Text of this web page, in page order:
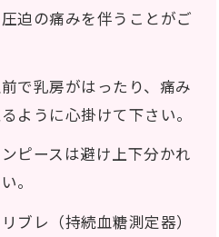
迫の痛みを伴うことがご
で乳房がはったり、痛み
ように心掛けて下さい。
ピースは避け上下分かれ
。
ブレ（持続血糖測定器）